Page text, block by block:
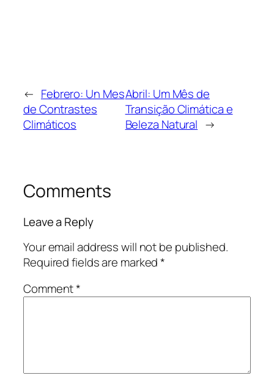
← Febrero: Un Mes
de Contrastes
Climáticos
Abril: Um Mês de
Transição Climática e
Beleza Natural →
Comments
Leave a Reply
Your email address will not be published.
Required fields are marked*
Comment*